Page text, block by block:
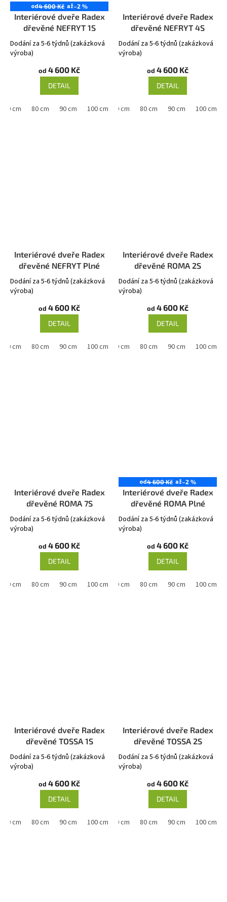
od4 600 Kč až–2 %
Interiérové dveře Radex
dřevěné NEFRYT 1S
Dodání za 5-6 týdnů (zakázková
výroba)
od 4 600 Kč
DETAIL
70 cm 80 cm 90 cm 100 cm
Interiérové dveře Radex
dřevěné NEFRYT 4S
Dodání za 5-6 týdnů (zakázková
výroba)
od 4 600 Kč
DETAIL
60 cm 70 cm 80 cm 90 cm 100 cm
Interiérové dveře Radex
dřevěné NEFRYT Plné
Dodání za 5-6 týdnů (zakázková
výroba)
od 4 600 Kč
DETAIL
70 cm 80 cm 90 cm 100 cm
Interiérové dveře Radex
dřevěné ROMA 2S
Dodání za 5-6 týdnů (zakázková
výroba)
od 4 600 Kč
DETAIL
60 cm 70 cm 80 cm 90 cm 100 cm
Interiérové dveře Radex
dřevěné ROMA 7S
Dodání za 5-6 týdnů (zakázková
výroba)
od 4 600 Kč
DETAIL
70 cm 80 cm 90 cm 100 cm
od4 600 Kč až–2 %
Interiérové dveře Radex
dřevěné ROMA Plné
Dodání za 5-6 týdnů (zakázková
výroba)
od 4 600 Kč
DETAIL
60 cm 70 cm 80 cm 90 cm 100 cm
Interiérové dveře Radex
dřevěné TOSSA 1S
Dodání za 5-6 týdnů (zakázková
výroba)
od 4 600 Kč
DETAIL
70 cm 80 cm 90 cm 100 cm
Interiérové dveře Radex
dřevěné TOSSA 2S
Dodání za 5-6 týdnů (zakázková
výroba)
od 4 600 Kč
DETAIL
60 cm 70 cm 80 cm 90 cm 100 cm